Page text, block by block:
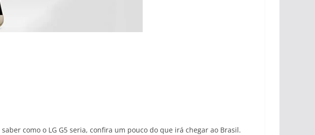
como o LG G5 seria, confira um pouco do que irá chegar ao Brasil.